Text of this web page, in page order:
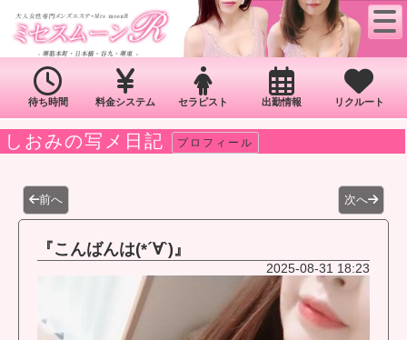
待ち時間 料金システム セラピスト 出勤情報 リクルート
しおみの写メ日記 プロフィール
前へ 次へ
『こんばんは(*´∀`)』
2025-08-31 18:23